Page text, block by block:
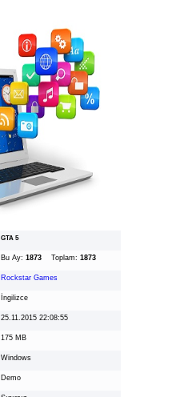
GTA 5
Bu Ay: 1873 Toplam: 1873
Rockstar Games
İngilizce
25.11.2015 22:08:55
175 MB
Windows
Demo